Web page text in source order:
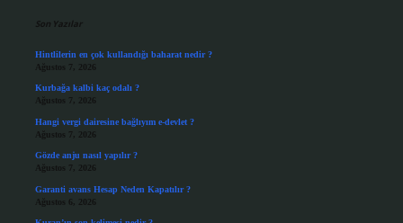
Son Yazılar
Hintlilerin en çok kullandığı baharat nedir ?
Ağustos 7, 2026
Kurbağa kalbi kaç odalı ?
Ağustos 7, 2026
Hangi vergi dairesine bağlıyım e-devlet ?
Ağustos 7, 2026
Gözde anju nasıl yapılır ?
Ağustos 7, 2026
Garanti avans Hesap Neden Kapatılır ?
Ağustos 6, 2026